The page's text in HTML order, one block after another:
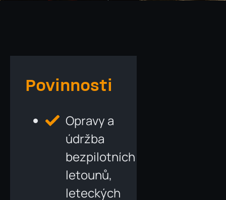
Povinnosti
Opravy a
údržba
bezpilotních
letounů,
leteckých